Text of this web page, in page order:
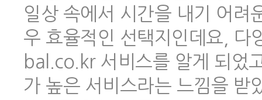
일상 속에서 시간을 내기 어려
우 효율적인 선택지인데요,
bal.co.kr 서비스를 알게 되었
가 높은 서비스라는 느낌을 받